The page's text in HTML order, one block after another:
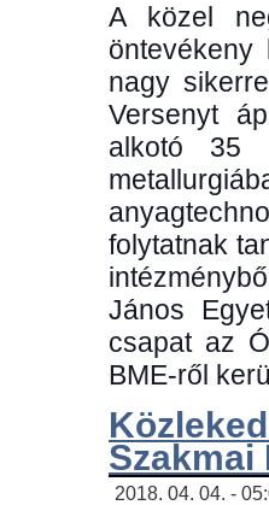
A közel
nagy
Versenyt
alkotó 35
folytatnak
János
csapat az
BME-ről
Szakmai
2018. 04. 04. -